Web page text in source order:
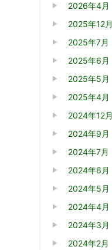
2026年4月
2025年12月
2025年7月
2025年6月
2025年5月
2025年4月
2024年12月
2024年9月
2024年7月
2024年6月
2024年5月
2024年4月
2024年3月
2024年2月